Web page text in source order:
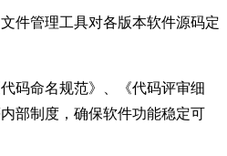
件管理工具对各版本软件源码定
码命名规范》、《代码评审细
部制度，确保软件功能稳定可